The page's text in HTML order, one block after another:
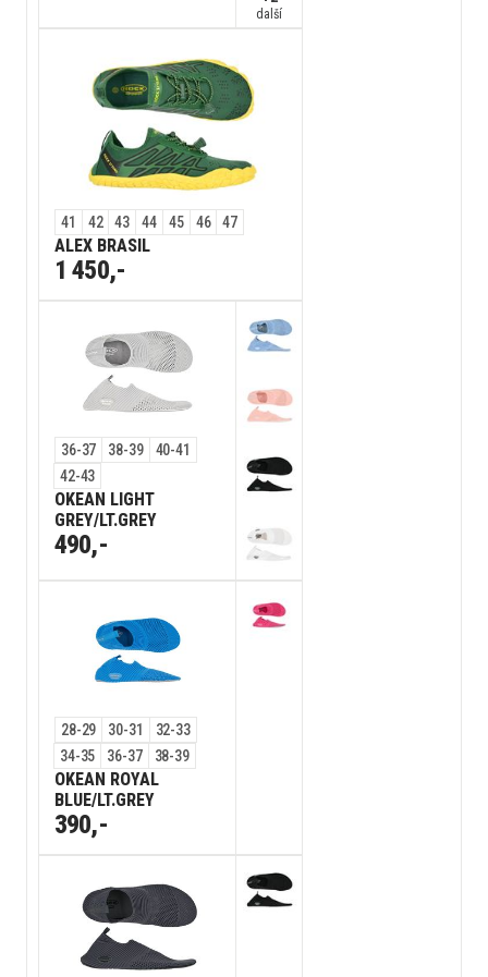
další
41 42 43 44 45 46 47
ALEX BRASIL
1 450,-
36-37 38-39
40-41
42-43
OKEAN LIGHT
GREY/LT.GREY
490,-
28-29 30-31
32-33
34-35
36-37 38-39
OKEAN ROYAL
BLUE/LT.GREY
390,-